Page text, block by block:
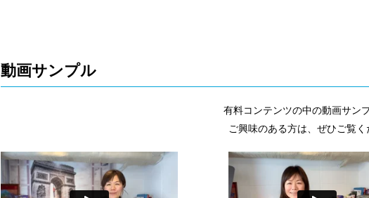
動画サンプル
有料コンテンツの中の動画サン
ご興味のある方は、ぜひご覧